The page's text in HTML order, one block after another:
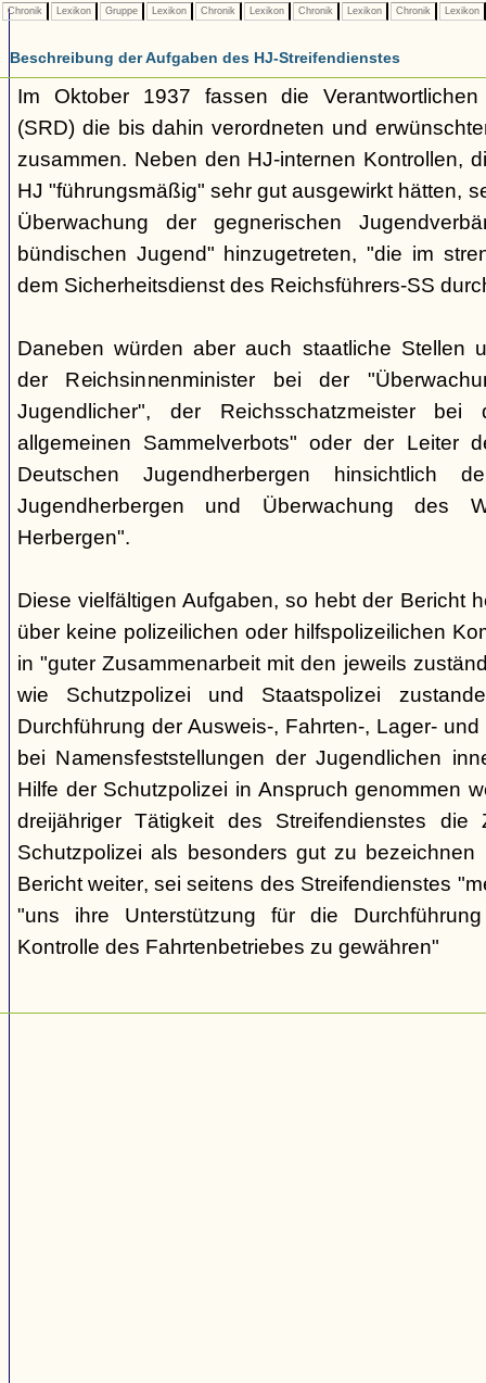
Chronik Lexikon Gruppe Lexikon Chronik Lexikon Chronik Lexikon Chronik Lexikon
Beschreibung der Aufgaben des HJ-Streifendienstes
Im Oktober 1937 fassen die Verantwortlichen
(SRD) die bis dahin verordneten und
zusammen. Neben den HJ-internen Kontrollen,
HJ "führungsmäßig" sehr gut ausgewirkt hätten,
Überwachung der gegnerischen
bündischen Jugend" hinzugetreten, "die im
dem Sicherheitsdienst des Reichsführers-SS
Daneben würden aber auch staatliche Stellen
der Reichsinnenminister bei der
Jugendlicher", der Reichsschatzmeister bei
allgemeinen Sammelverbots" oder der Leiter
Deutschen Jugendherbergen hinsichtlich
Jugendherbergen und Überwachung des
Herbergen".
Diese vielfältigen Aufgaben, so hebt der Bericht
über keine polizeilichen oder hilfspolizeilichen
in "guter Zusammenarbeit mit den jeweils
wie Schutzpolizei und Staatspolizei
Durchführung der Ausweis-, Fahrten-, Lager-
bei Namensfeststellungen der Jugendlichen
Hilfe der Schutzpolizei in Anspruch genommen
dreijähriger Tätigkeit des Streifendienstes die
Schutzpolizei als besonders gut zu
Bericht weiter, sei seitens des Streifendienstes
"uns ihre Unterstützung für die
Kontrolle des Fahrtenbetriebes zu gewähren"